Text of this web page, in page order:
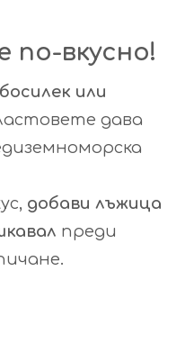
вкусно!
или
дава
добави лъжица
преди